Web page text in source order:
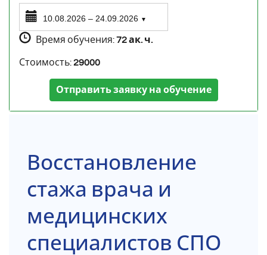
10.08.2026 – 24.09.2026 ▼
Время обучения:72 ак. ч.
Стоимость:29000
Отправить заявку на обучение
Восстановление
стажа врача и
медицинских
специалистов СПО